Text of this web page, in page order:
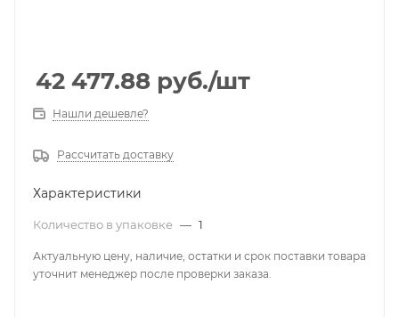
42 477.88 руб./шт
Нашли дешевле?
Рассчитать доставку
Характеристики
Количество в упаковке — 1
Актуальную цену, наличие, остатки и срок поставки товара
уточнит менеджер после проверки заказа.